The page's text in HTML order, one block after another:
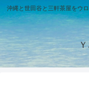
沖縄と世田谷と三軒茶屋をウ